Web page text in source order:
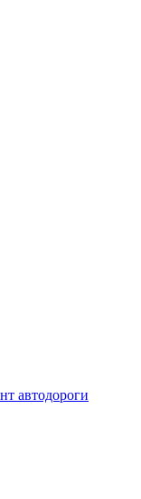
автодороги